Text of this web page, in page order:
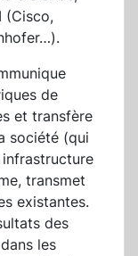
(Cisco,
de
et transfère
société (qui
transmet
existantes.
des
les